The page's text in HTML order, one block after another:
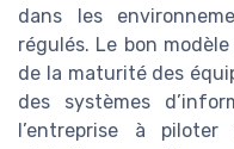
dans les
régulés. Le bon
de la maturité des
des systèmes
l’entreprise à